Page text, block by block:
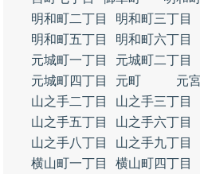
明和町二丁目
明和町三丁目
明和町五丁目
明和町六丁目
元城町一丁目
元城町二丁目
元城町四丁目
元町 元
山之手二丁目
山之手三丁目
山之手五丁目
山之手六丁目
山之手八丁目
山之手九丁目
横山町一丁目
横山町四丁目